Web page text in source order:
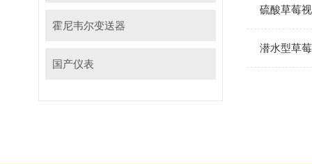
霍尼韦尔变送器
国产仪表
硫酸草莓
潜水型草